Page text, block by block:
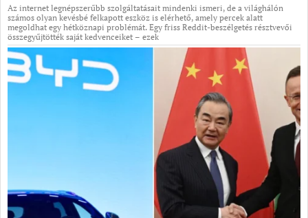
Az internet legnépszerűbb szolgáltatásait mindenki ismeri, de a világhálón
számos olyan kevésbé felkapott eszköz is elérhető, amely percek alatt
megoldhat egy hétköznapi problémát. Egy friss Reddit-beszélgetés résztvevői
összegyűjtötték saját kedvenceiket – ezek